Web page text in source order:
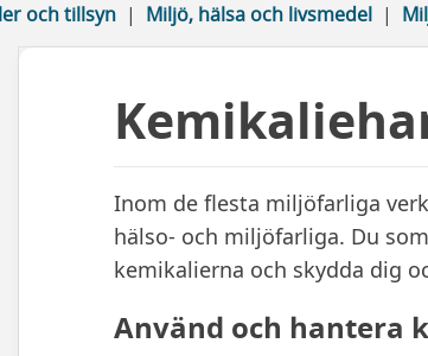
och tillsyn Miljö, hälsa och livsmedel
Inom de flesta miljöfarliga
hälso- och miljöfarliga. Du
kemikalierna och skydda dig
Använd och hantera